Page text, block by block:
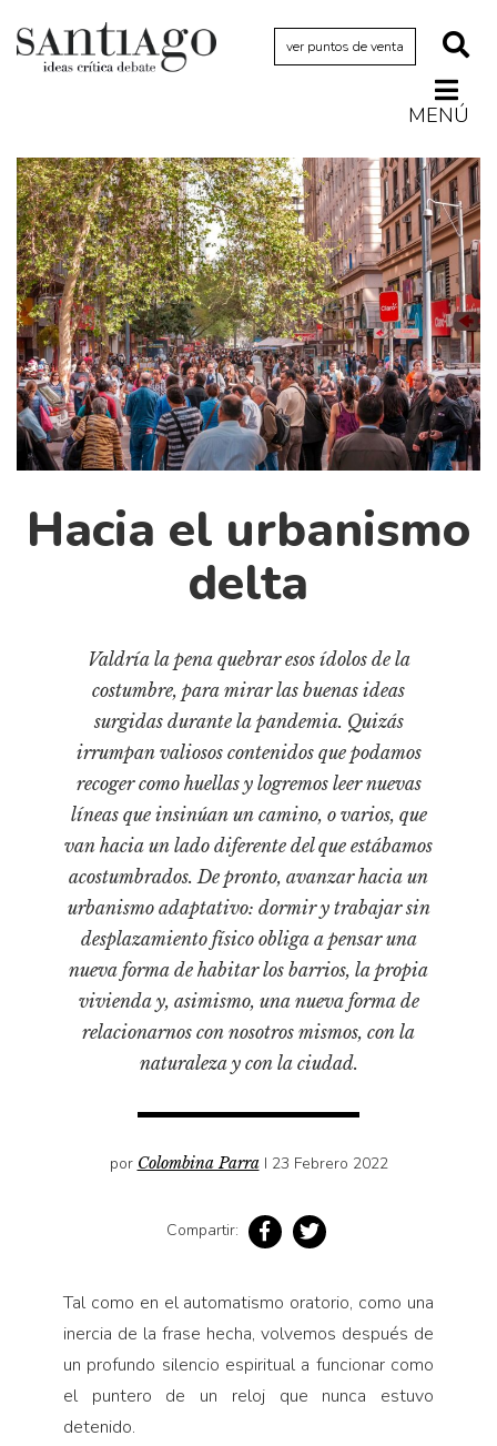
ver puntos de venta
MENÚ
Actualidad
Archivo Cenfoto-UDP
Arquetipos de situación
Artes visuales
Ciencia
Cine y televisión
Ciudad
Cómics
Críticas
Diccionario portátil de la literatura chilena
Historia material de los libros
Lagunas mentales
Libros usados
Medioambiente
Narrativas visuales
Pensamiento
Pensamiento ilustrado
Personaje
Personajes secundarios
Voces y lecturas
Hacia el urbanismo
delta
Valdría la pena quebrar esos ídolos de la
costumbre, para mirar las buenas ideas
surgidas durante la pandemia. Quizás
irrumpan valiosos contenidos que podamos
recoger como huellas y logremos leer nuevas
líneas que insinúan un camino, o varios, que
van hacia un lado diferente del que estábamos
acostumbrados. De pronto, avanzar hacia un
urbanismo adaptativo: dormir y trabajar sin
desplazamiento físico obliga a pensar una
nueva forma de habitar los barrios, la propia
vivienda y, asimismo, una nueva forma de
relacionarnos con nosotros mismos, con la
naturaleza y con la ciudad.
por Colombina Parra I 23 Febrero 2022
Compartir:
Tal como en el automatismo oratorio, como una
inercia de la frase hecha, volvemos después de
un profundo silencio espiritual a funcionar como
el puntero de un reloj que nunca estuvo
detenido.